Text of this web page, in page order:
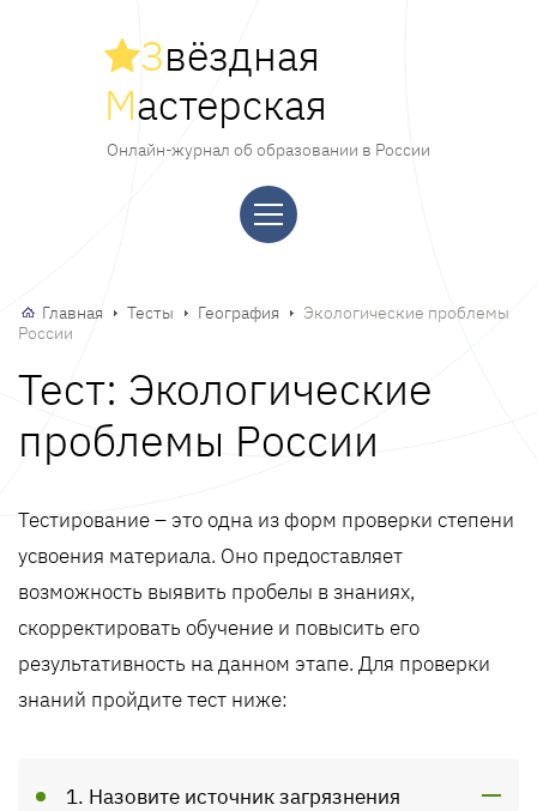
Звёздная
Мастерская
Онлайн-журнал об образовании в России
Главная Тесты География
Экологические проблемы
России
Тест: Экологические
проблемы России
Тестирование – это одна из форм проверки степени
усвоения материала. Оно предоставляет
возможность выявить пробелы в знаниях,
скорректировать обучение и повысить его
результативность на данном этапе. Для проверки
знаний пройдите тест ниже:
1. Назовите источник загрязнения